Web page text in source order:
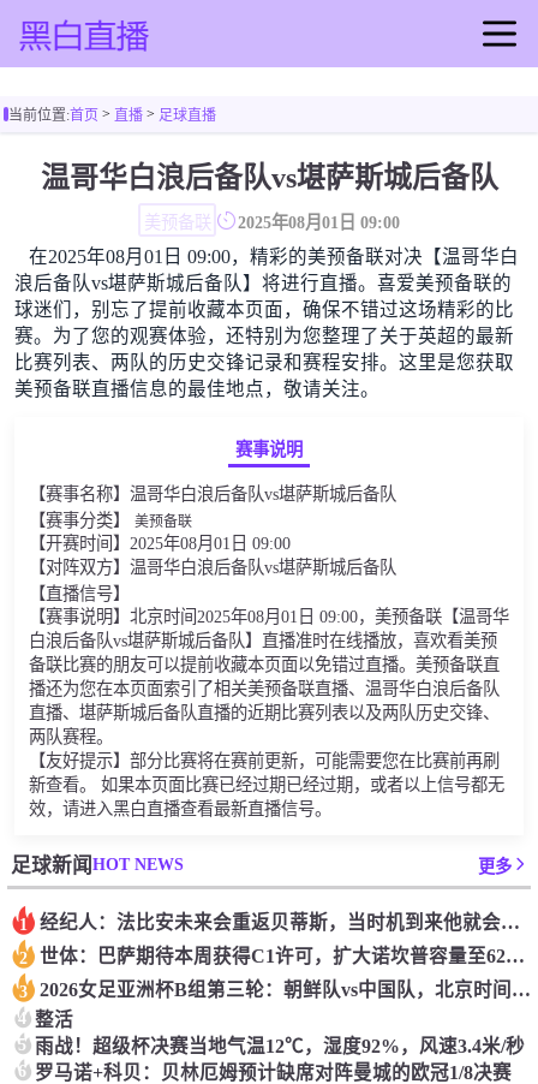
足球直播
篮球直播
足球录像
足球集锦
篮球集锦
足球新闻
篮球新闻
当前位置:首页> 直播> 足球直播
温哥华白浪后备队vs堪萨斯城后备队
美预备联 2025年08月01日 09:00
在2025年08月01日 09:00，精彩的美预备联对决【温哥华白
浪后备队vs堪萨斯城后备队】将进行直播。喜爱美预备联的
球迷们，别忘了提前收藏本页面，确保不错过这场精彩的比
赛。为了您的观赛体验，还特别为您整理了关于英超的最新
比赛列表、两队的历史交锋记录和赛程安排。这里是您获取
美预备联直播信息的最佳地点，敬请关注。
赛事说明
【赛事名称】温哥华白浪后备队vs堪萨斯城后备队
【赛事分类】 美预备联
【开赛时间】2025年08月01日 09:00
【对阵双方】温哥华白浪后备队vs堪萨斯城后备队
【直播信号】
【赛事说明】北京时间2025年08月01日 09:00，美预备联【温哥华
白浪后备队vs堪萨斯城后备队】直播准时在线播放，喜欢看美预
备联比赛的朋友可以提前收藏本页面以免错过直播。美预备联直
播还为您在本页面索引了相关美预备联直播、温哥华白浪后备队
直播、堪萨斯城后备队直播的近期比赛列表以及两队历史交锋、
两队赛程。
【友好提示】部分比赛将在赛前更新，可能需要您在比赛前再刷
新查看。 如果本页面比赛已经过期已经过期，或者以上信号都无
效，请进入黑白直播查看最新直播信号。
足球新闻HOT NEWS 更多
1 经纪人：法比安未来会重返贝蒂斯，当时机到来他就会有所行动
2 世体：巴萨期待本周获得C1许可，扩大诺坎普容量至62000人
3 2026女足亚洲杯B组第三轮：朝鲜队vs中国队，北京时间3月9日17:00
4 整活
5 雨战！超级杯决赛当地气温12℃，湿度92%，风速3.4米/秒
6 罗马诺+科贝：贝林厄姆预计缺席对阵曼城的欧冠1/8决赛